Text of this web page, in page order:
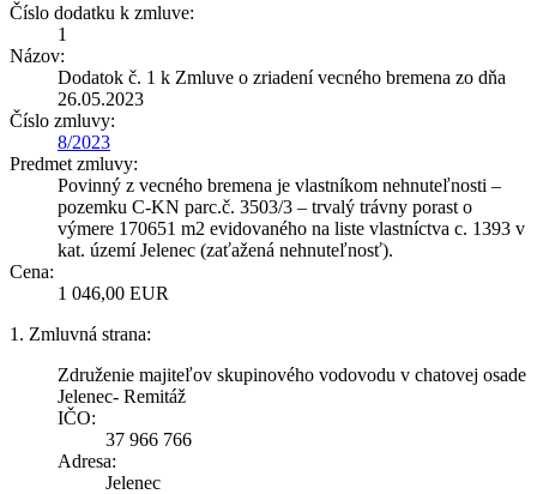
Číslo dodatku k zmluve:
1
Názov:
Dodatok č. 1 k Zmluve o zriadení vecného bremena zo dňa
26.05.2023
Číslo zmluvy:
8/2023
Predmet zmluvy:
Povinný z vecného bremena je vlastníkom nehnuteľnosti –
pozemku C-KN parc.č. 3503/3 – trvalý trávny porast o
výmere 170651 m2 evidovaného na liste vlastníctva c. 1393 v
kat. území Jelenec (zaťažená nehnuteľnosť).
Cena:
1 046,00 EUR
1. Zmluvná strana:
Združenie majiteľov skupinového vodovodu v chatovej osade
Jelenec- Remitáž
IČO:
37 966 766
Adresa:
Jelenec